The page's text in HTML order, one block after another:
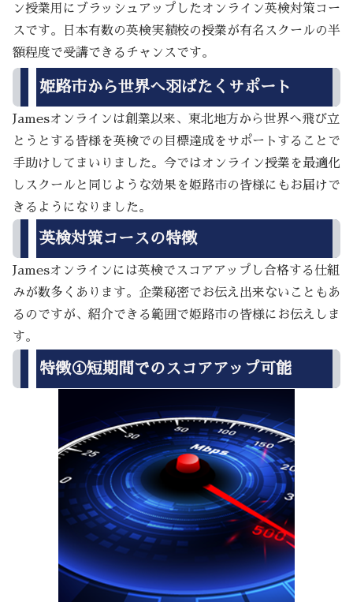
ン授業用にブラッシュアップしたオンライン英検対策コー
スです。日本有数の英検実績校の授業が有名スクールの半
額程度で受講できるチャンスです。
姫路市から世界へ羽ばたくサポート
Jamesオンラインは創業以来、東北地方から世界へ飛び立
とうとする皆様を英検での目標達成をサポートすることで
手助けしてまいりました。今ではオンライン授業を最適化
しスクールと同じような効果を姫路市の皆様にもお届けで
きるようになりました。
英検対策コースの特徴
Jamesオンラインには英検でスコアアップし合格する仕組
みが数多くあります。企業秘密でお伝え出来ないこともあ
るのですが、紹介できる範囲で姫路市の皆様にお伝えしま
す。
特徴①短期間でのスコアアップ可能